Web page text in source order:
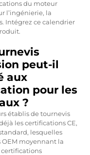
du moteur
l’ingénierie, la
Intégrez ce calendrier
peut-il
aux
pour les
?
établis de tournevis
les certifications CE,
lesquelles
moyennant la